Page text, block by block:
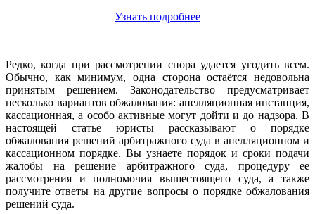
Узнать подробнее
Редко, когда при рассмотрении спора удается угодить всем.
Обычно, как минимум, одна сторона остаётся недовольна
принятым решением. Законодательство предусматривает
несколько вариантов обжалования: апелляционная инстанция,
кассационная, а особо активные могут дойти и до надзора. В
настоящей статье юристы рассказывают о порядке
обжалования решений арбитражного суда в апелляционном и
кассационном порядке. Вы узнаете порядок и сроки подачи
жалобы на решение арбитражного суда, процедуру ее
рассмотрения и полномочия вышестоящего суда, а также
получите ответы на другие вопросы о порядке обжалования
решений суда.